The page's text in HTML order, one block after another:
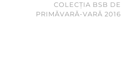
COLECȚIA BSB DE
PRIMĂVARĂ-VARĂ 2016